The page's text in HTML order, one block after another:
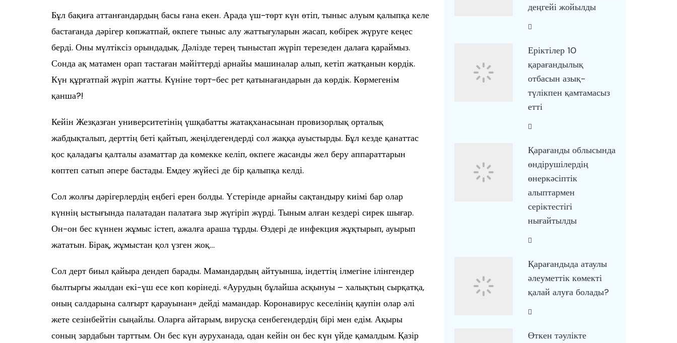
Бұл бақиға аттанғандардың басы ғана екен. Арада үш-төрт күн өтіп, тыныс алуым қалыпқа келе
бастағанда дәрігер көпжатпай, өкпеге тыныс алу жаттығуларын жасап, көбірек жүруге кеңес
берді. Оны мүлтіксіз орындадық. Дәлізде терең тыныстап жүріп терезеден далаға қараймыз.
Сонда ақ матамен орап тастаған мәйіттерді арнайы машиналар алып, кетіп жатқанын көрдік.
Күн құрғатпай жүріп жатты. Күніне төрт-бес рет қатынағандарын да көрдік. Көрмегенім
қанша?!
Кейін Жезқазған университетінің үшқабатты жатақханасынан провизорлық орталық
жабдықталып, дерттің беті қайтып, жеңілдегендерді сол жаққа ауыстырды. Бұл кезде қанаттас
қос қаладағы қалталы азаматтар да көмекке келіп, өкпеге жасанды жел беру аппараттарын
көптеп сатып әпере бастады. Емдеу жүйесі де бір қалыпқа келді.
Сол жолғы дәрігерлердің еңбегі ерен болды. Үстерінде арнайы сақтандыру киімі бар олар
күннің ыстығында палатадан палатаға зыр жүгіріп жүрді. Тыным алған кездері сирек шығар.
Он-он бес күннен жұмыс істеп, ажалға араша тұрды. Өздері де инфекция жұқтырып, ауырып
жататын. Бірақ, жұмыстан қол үзген жоқ…
Сол дерт биыл қайыра дендеп барады. Мамандардың айтуынша, індеттің ілмегіне ілінгендер
былтырғы жылдан екі-үш есе көп көрінеді. «Аурудың бұлайша асқынуы – халықтың сырқатқа,
оның салдарына салғырт қарауынан» дейді мамандар. Коронавирус кеселінің қаупін олар әлі
жете сезінбейтін сыңайлы. Оларға айтарым, вирусқа сенбегендердің бірі мен едім. Ақыры
соның зардабын тарттым. Он бес күн ауруханада, одан кейін он бес күн үйде қамалдым. Қазір
деңгейі жойылды
Еріктілер 10
қарағандылық
отбасын азық-
түлікпен қамтамасыз
етті
Қарағанды облысында
өндірушілердің
өнеркәсіптік
алыптармен
серіктестігі
нығайтылды
Қарағандыда атаулы
әлеуметтік көмекті
қалай алуға болады?
Өткен тәулікте